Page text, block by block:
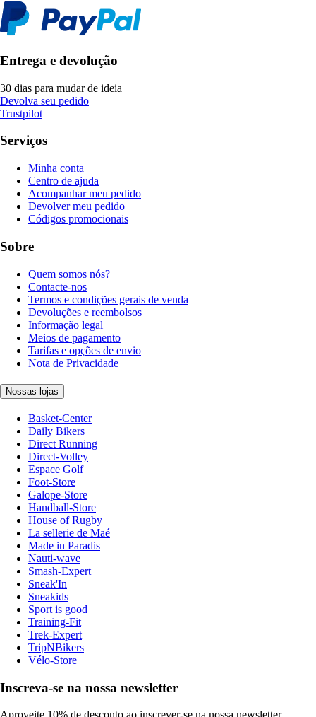
Entrega e devolução
30 dias para mudar de ideia
Devolva seu pedido
Trustpilot
Serviços
Minha conta
Centro de ajuda
Acompanhar meu pedido
Devolver meu pedido
Códigos promocionais
Sobre
Quem somos nós?
Contacte-nos
Termos e condições gerais de venda
Devoluções e reembolsos
Informação legal
Meios de pagamento
Tarifas e opções de envio
Nota de Privacidade
Nossas lojas
Basket-Center
Daily Bikers
Direct Running
Direct-Volley
Espace Golf
Foot-Store
Galope-Store
Handball-Store
House of Rugby
La sellerie de Maé
Made in Paradis
Nauti-wave
Smash-Expert
Sneak'In
Sneakids
Sport is good
Training-Fit
Trek-Expert
TripNBikers
Vélo-Store
Inscreva-se na nossa newsletter